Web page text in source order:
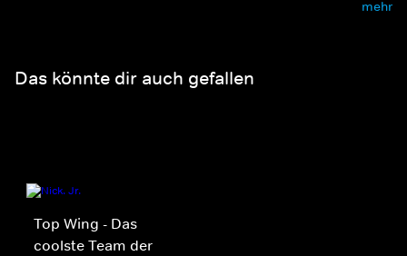
mehr
Das könnte dir auch gefallen
Top Wing - Das
coolste Team der